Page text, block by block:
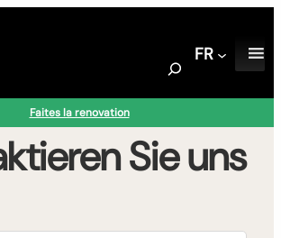
S
r
c
h
FR
Faites la renovation
Sie uns